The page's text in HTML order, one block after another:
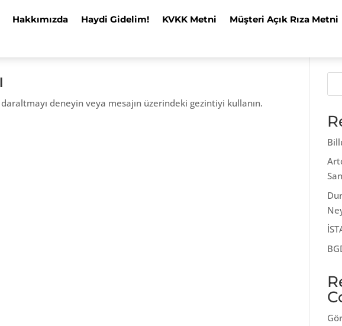
Hakkımızda Haydi Gidelim! KVKK Metni
Müşteri Açık Rıza Metni
deneyin veya mesajın üzerindeki gezintiyi kullanın.